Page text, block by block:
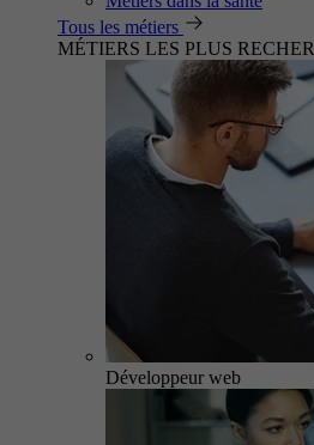
Tous les métiers
MÉTIERS LES PLUS
Développeur web